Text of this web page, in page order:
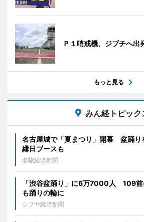
Ｐ１哨戒機、ジブチへ出
もっと見る
みん経トピック
名古屋城で「夏まつり」開幕 盆踊り
縁日ブースも
名駅経済新聞
「渋谷盆踊り」に6万7000人 109前
も踊りの輪に
シブヤ経済新聞